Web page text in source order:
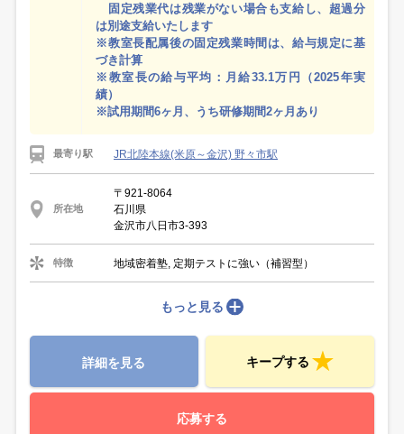
固定残業代は残業がない場合も支給し、超過分
は別途支給いたします
※教室長配属後の固定残業時間は、給与規定に基
づき計算
※教室長の給与平均：月給33.1万円（2025年実
績）
※試用期間6ヶ月、うち研修期間2ヶ月あり
最寄り駅 JR北陸本線(米原～金沢) 野々市駅
所在地
〒921-8064
石川県
金沢市八日市3-393
特徴 地域密着塾, 定期テストに強い（補習型）
もっと見る
詳細を見る キープする
応募する